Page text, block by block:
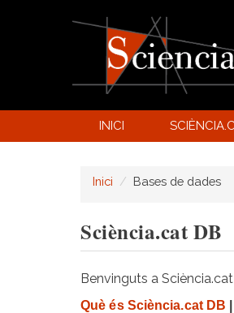
INICI
Inici Bases de dades
Sciència.cat DB
Benvinguts a
Què és Sciència.cat DB